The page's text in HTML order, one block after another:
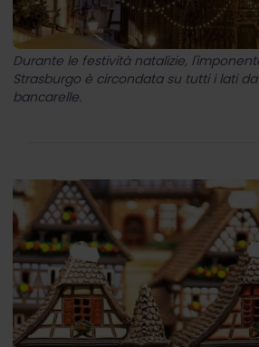
Durante le festività natalizie,
Strasburgo è circondata su tutti i lati
bancarelle.